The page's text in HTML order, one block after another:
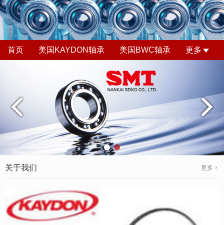
首页 美国KAYDON轴承 美国BWC轴承 更多
关于我们 更多